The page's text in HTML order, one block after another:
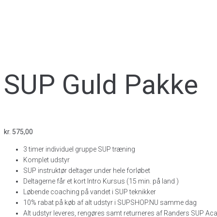
SUP Guld Pakke
kr. 575,00
3 timer individuel gruppe SUP træning
Komplet udstyr
SUP instruktør deltager under hele forløbet
Deltagerne får et kort Intro Kursus (15 min. på land )
Løbende coaching på vandet i SUP teknikker
10% rabat på køb af alt udstyr i SUPSHOP.NU samme dag
Alt udstyr leveres, rengøres samt returneres af Randers SUP